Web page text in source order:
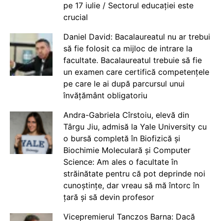
pe 17 iulie / Sectorul educației este
crucial
Daniel David: Bacalaureatul nu ar trebui
să fie folosit ca mijloc de intrare la
facultate. Bacalaureatul trebuie să fie
un examen care certifică competențele
pe care le ai după parcursul unui
învățământ obligatoriu
Andra-Gabriela Cîrstoiu, elevă din
Târgu Jiu, admisă la Yale University cu
o bursă completă în Biofizică și
Biochimie Moleculară și Computer
Science: Am ales o facultate în
străinătate pentru că pot deprinde noi
cunoștințe, dar vreau să mă întorc în
țară și să devin profesor
Vicepremierul Tanczos Barna: Dacă